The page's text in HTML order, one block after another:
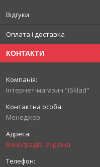
Відгуки
Оплата і доставка
КОНТАКТИ
Інтернет-магазин "iSklad"
Менеджер
Виноградів, Україна